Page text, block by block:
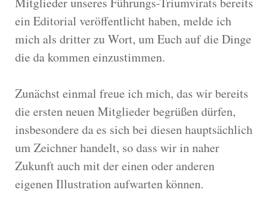
ein Editorial veröffentlicht haben, melde ich
mich als dritter zu Wort, um Euch auf die Dinge
die da kommen einzustimmen.
Zunächst einmal freue ich mich, das wir bereits
die ersten neuen Mitglieder begrüßen dürfen,
insbesondere da es sich bei diesen hauptsächlich
um Zeichner handelt, so dass wir in naher
Zukunft auch mit der einen oder anderen
eigenen Illustration aufwarten können.